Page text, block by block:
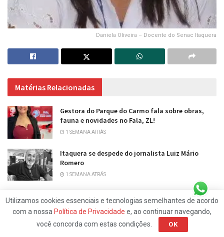
Daniela Oliveira – Docente do Senac Itaquera
Matérias Relacionadas
Gestora do Parque do Carmo fala sobre obras,
fauna e novidades no Fala, ZL!
1 SEMANA ATRÁS
Itaquera se despede do jornalista Luiz Mário
Romero
1 SEMANA ATRÁS
CARREGAR MAIS
Utilizamos cookies essenciais e tecnologias semelhantes de acordo
com a nossa Política de Privacidade e, ao continuar navegando,
você concorda com estas condições.
OK